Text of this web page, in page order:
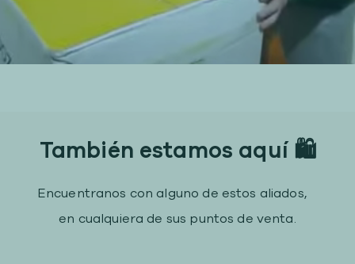
También estamos aquí 🛍
Encuentranos con alguno de estos aliados,
en cualquiera de sus puntos de venta.